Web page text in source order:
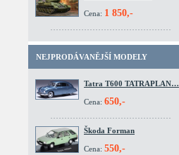
Cena: 1 850,-
NEJPRODÁVANĚJŠÍ MODELY
Tatra T600 TATRAPLAN…
Cena: 650,-
Škoda Forman
Cena: 550,-